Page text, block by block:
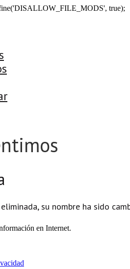
true);
su nombre ha sido
en Internet.